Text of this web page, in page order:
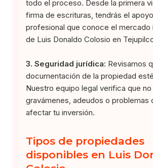
todo el proceso. Desde la primera
firma de escrituras, tendrás el
profesional que conoce el mercado
de Luis Donaldo Colosio en
3. Seguridad jurídica: Revisamos
documentación de la propiedad
Nuestro equipo legal verifica que no
gravámenes, adeudos o problemas
afectar tu inversión.
Tipos de propiedades
disponibles en Luis